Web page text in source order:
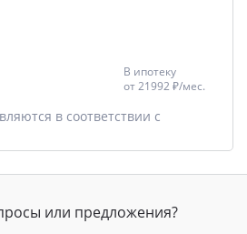
В ипотеку
от21992 ₽/мес.
в соответствии с
или предложения?